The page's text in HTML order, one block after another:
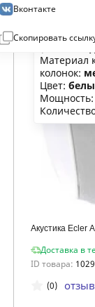
Вконтакте
Скопировать
Акустика Ecler
Доставка в
ID товара:
Тип:
Материал
колонок:
Цвет:
Мощность:
(0)